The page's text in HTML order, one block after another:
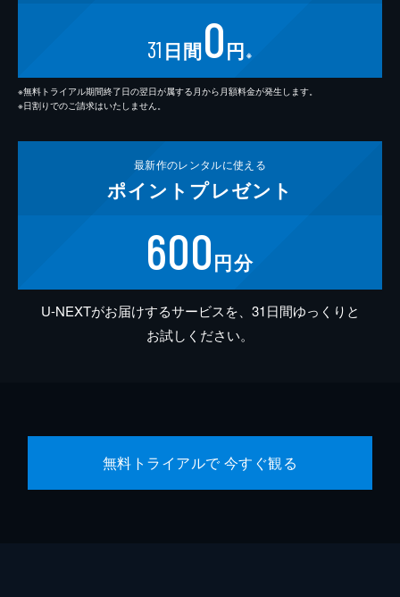
31 日間0円 ※
※無料トライアル期間終了日の翌日が属する月から月額料金が発生します。
※日割りでのご請求はいたしません。
最新作のレンタルに使える
ポイント プレゼント
600円分
U-NEXTがお届けするサービスを、31日間ゆっくりと
お試しください。
無料トライアルで 今すぐ観る